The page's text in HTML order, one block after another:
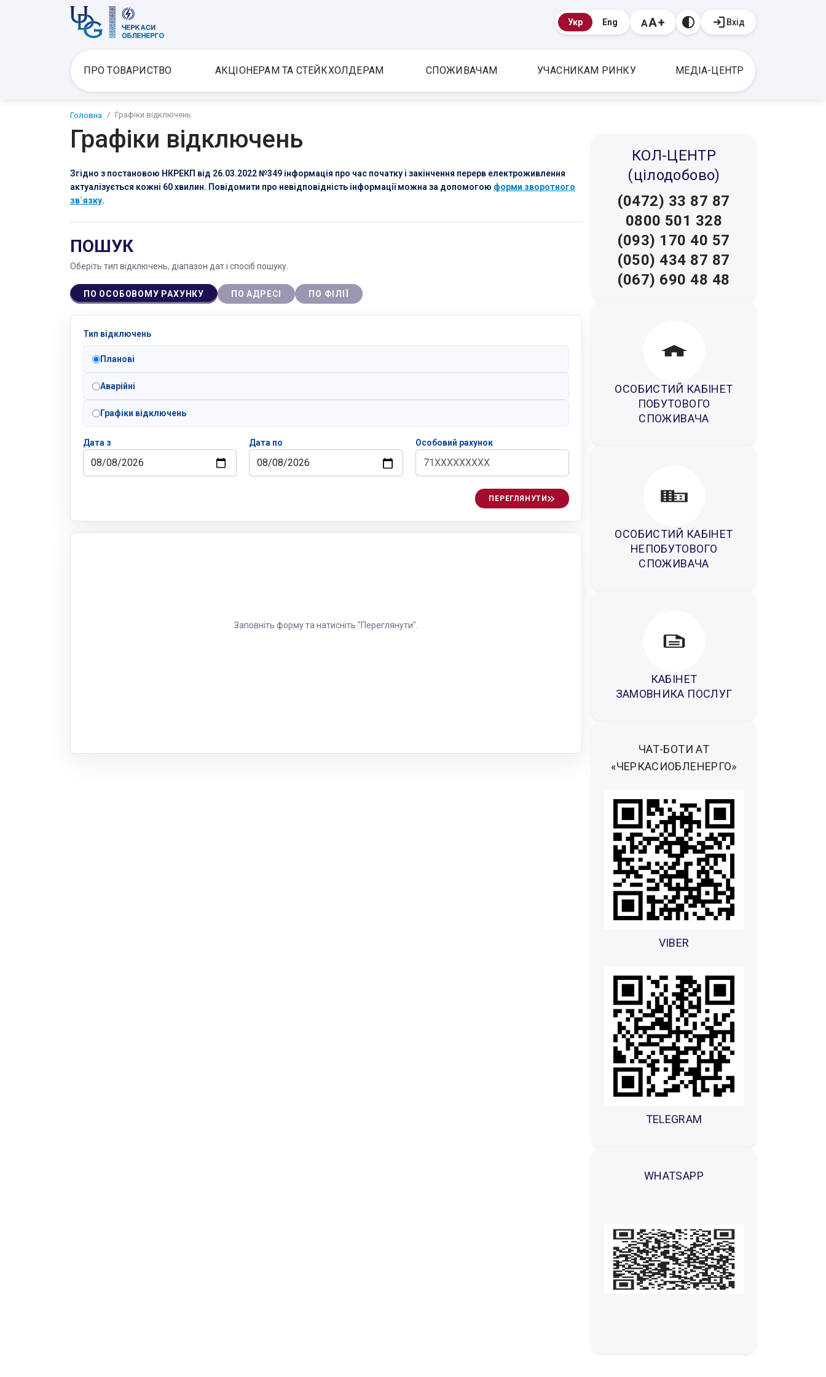
Укр Eng Вхід
ПРО ТОВАРИСТВО АКЦІОНЕРАМ ТА СТЕЙКХОЛДЕРАМ СПОЖИВАЧАМ УЧАСНИКАМ РИНКУ МЕДІА-ЦЕНТР
Головна Графіки відключень
Графіки відключень
Згідно з постановою НКРЕКП від 26.03.2022 №349 інформація про час початку і закінчення перерв електроживлення
актуалізується кожні 60 хвилин. Повідомити про невідповідність інформації можна за допомогою форми зворотного
зв`язку.
ПОШУК
Оберіть тип відключень, діапазон дат і спосіб пошуку.
ПО ОСОБОВОМУ РАХУНКУ ПО АДРЕСІ ПО ФІЛІЇ
Тип відключень
Планові
Аварійні
Графіки відключень
Дата з Дата по Особовий рахунок
ПЕРЕГЛЯНУТИ
Заповніть форму та натисніть "Переглянути".
КОЛ-ЦЕНТР
(цілодобово)
(0472) 33 87 87
0800 501 328
(093) 170 40 57
(050) 434 87 87
(067) 690 48 48
ОСОБИСТИЙ КАБІНЕТ
ПОБУТОВОГО
СПОЖИВАЧА
ОСОБИСТИЙ КАБІНЕТ
НЕПОБУТОВОГО
СПОЖИВАЧА
КАБІНЕТ
ЗАМОВНИКА ПОСЛУГ
ЧАТ-БОТИ АТ
«ЧЕРКАСИОБЛЕНЕРГО»
VIBER
TELEGRAM
WHATSAPP